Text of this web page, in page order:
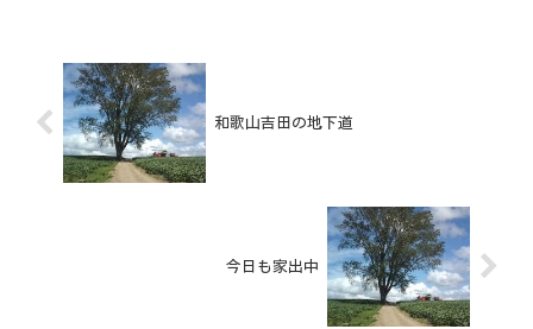
和歌山吉田の地下道
今日も家出中